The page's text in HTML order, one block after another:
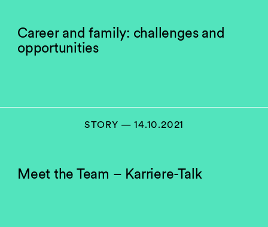
Career and family: challenges and
opportunities
STORY — 14.10.2021
Meet the Team – Karriere-Talk